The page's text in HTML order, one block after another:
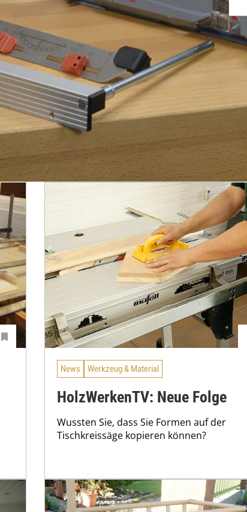
News Werkzeug & Material
HolzWerkenTV: Neue Folge
Wussten Sie, dass Sie Formen auf der
Tischkreissäge kopieren können?